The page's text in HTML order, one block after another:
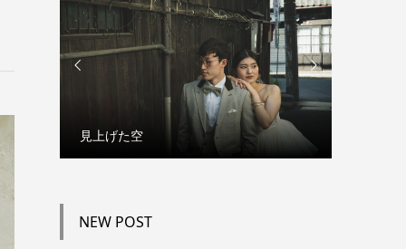

見上げた空

NEW POST